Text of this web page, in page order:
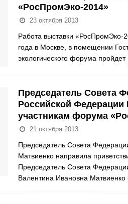
«РосПромЭко-2014»
23 октября 2013
Работа выставки «РосПромЭко-
года в Москве, в помещении
экологического форума пройдет
Председатель Совета
Российской Федерации
участникам форума
21 октября 2013
Председатель Совета
Матвиенко направила
Председатель Совета
Валентина Ивановна Матвиенко